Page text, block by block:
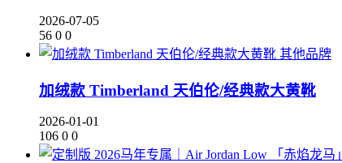
2026-07-05
56 0 0
其他品牌
加绒款 Timberland 天伯伦/经典款大黄靴
2026-01-01
106 0 0